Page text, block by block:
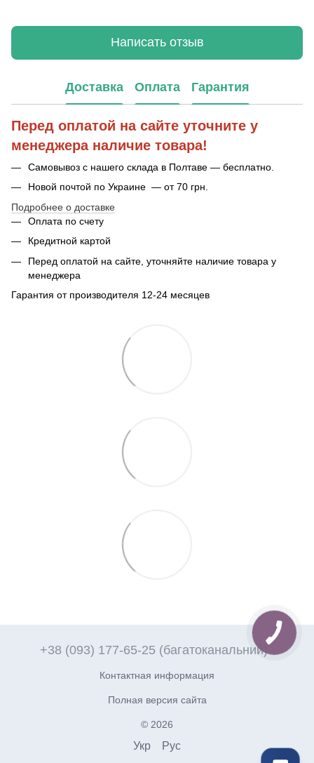
Написать отзыв
Доставка Оплата Гарантия
Перед оплатой на сайте уточните у
менеджера наличие товара!
Самовывоз с нашего склада в Полтаве — бесплатно.
Новой почтой по Украине — от 70 грн.
Подробнее о доставке
Оплата по счету
Кредитной картой
Перед оплатой на сайте, уточняйте наличие товара у
менеджера
Гарантия от производителя 12-24 месяцев
+38 (093) 177-65-25 (багатоканальний)
Контактная информация
Полная версия сайта
© 2026
Укр Рус